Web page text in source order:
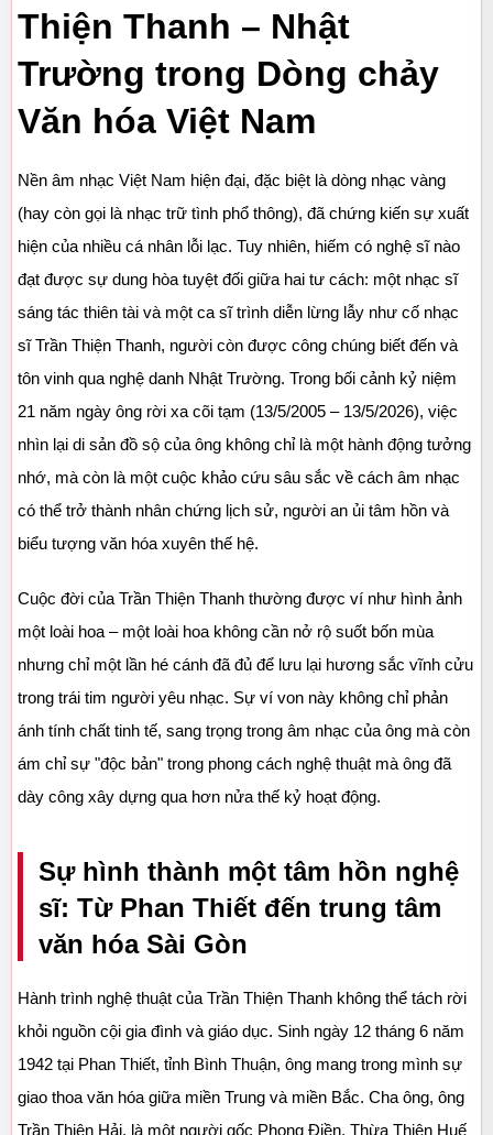
Thiện Thanh – Nhật
Trường trong Dòng chảy
Văn hóa Việt Nam
Nền âm nhạc Việt Nam hiện đại, đặc biệt là dòng nhạc vàng
(hay còn gọi là nhạc trữ tình phổ thông), đã chứng kiến sự xuất
hiện của nhiều cá nhân lỗi lạc. Tuy nhiên, hiếm có nghệ sĩ nào
đạt được sự dung hòa tuyệt đối giữa hai tư cách: một nhạc sĩ
sáng tác thiên tài và một ca sĩ trình diễn lừng lẫy như cố nhạc
sĩ Trần Thiện Thanh, người còn được công chúng biết đến và
tôn vinh qua nghệ danh Nhật Trường. Trong bối cảnh kỷ niệm
21 năm ngày ông rời xa cõi tạm (13/5/2005 – 13/5/2026), việc
nhìn lại di sản đồ sộ của ông không chỉ là một hành động tưởng
nhớ, mà còn là một cuộc khảo cứu sâu sắc về cách âm nhạc
có thể trở thành nhân chứng lịch sử, người an ủi tâm hồn và
biểu tượng văn hóa xuyên thế hệ.
Cuộc đời của Trần Thiện Thanh thường được ví như hình ảnh
một loài hoa – một loài hoa không cần nở rộ suốt bốn mùa
nhưng chỉ một lần hé cánh đã đủ để lưu lại hương sắc vĩnh cửu
trong trái tim người yêu nhạc. Sự ví von này không chỉ phản
ánh tính chất tinh tế, sang trọng trong âm nhạc của ông mà còn
ám chỉ sự "độc bản" trong phong cách nghệ thuật mà ông đã
dày công xây dựng qua hơn nửa thế kỷ hoạt động.
Sự hình thành một tâm hồn nghệ
sĩ: Từ Phan Thiết đến trung tâm
văn hóa Sài Gòn
Hành trình nghệ thuật của Trần Thiện Thanh không thể tách rời
khỏi nguồn cội gia đình và giáo dục. Sinh ngày 12 tháng 6 năm
1942 tại Phan Thiết, tỉnh Bình Thuận, ông mang trong mình sự
giao thoa văn hóa giữa miền Trung và miền Bắc. Cha ông, ông
Trần Thiện Hải, là một người gốc Phong Điền, Thừa Thiên Huế